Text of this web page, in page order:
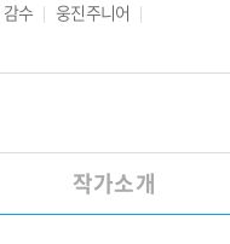
감수
웅진주니어
작가소개